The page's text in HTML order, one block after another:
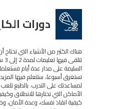
دورات
هناك الكثير من الأشياء التي
السليمة على مدار عدة أيام
تستغرق أسبوعا، ستتعلم فيها
لمساعدتك على التدرب. بالطبع
الأماكن التي تختارها للانطلاق
كيفية انقاذ نفسك، وعدة الأمان،